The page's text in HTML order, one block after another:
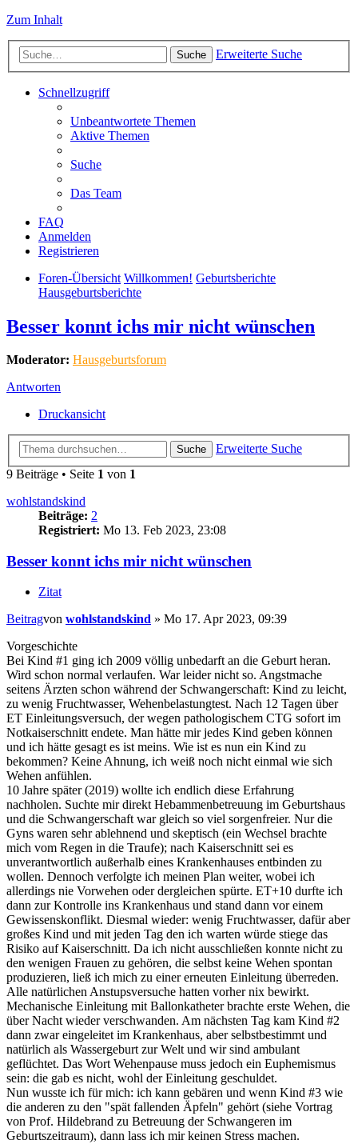
Zum Inhalt
Suche Erweiterte Suche
Schnellzugriff
Unbeantwortete Themen
Aktive Themen
Suche
Das Team
FAQ
Anmelden
Registrieren
Foren-Übersicht Willkommen! Geburtsberichte
Hausgeburtsberichte
Besser konnt ichs mir nicht wünschen
Moderator: Hausgeburtsforum
Antworten
Druckansicht
Suche
Erweiterte Suche
9 Beiträge • Seite 1 von 1
wohlstandskind
Beiträge: 2
Registriert: Mo 13. Feb 2023, 23:08
Besser konnt ichs mir nicht wünschen
Zitat
Beitragvon wohlstandskind » Mo 17. Apr 2023, 09:39
Vorgeschichte
Bei Kind #1 ging ich 2009 völlig unbedarft an die Geburt heran.
Wird schon normal verlaufen. War leider nicht so. Angstmache
seitens Ärzten schon während der Schwangerschaft: Kind zu leicht,
zu wenig Fruchtwasser, Wehenbelastungtest. Nach 12 Tagen über
ET Einleitungsversuch, der wegen pathologischem CTG sofort im
Notkaiserschnitt endete. Man hätte mir jedes Kind geben können
und ich hätte gesagt es ist meins. Wie ist es nun ein Kind zu
bekommen? Keine Ahnung, ich weiß noch nicht einmal wie sich
Wehen anfühlen.
10 Jahre später (2019) wollte ich endlich diese Erfahrung
nachholen. Suchte mir direkt Hebammenbetreuung im Geburtshaus
und die Schwangerschaft war gleich so viel sorgenfreier. Nur die
Gyns waren sehr ablehnend und skeptisch (ein Wechsel brachte
mich vom Regen in die Traufe); nach Kaiserschnitt sei es
unverantwortlich außerhalb eines Krankenhauses entbinden zu
wollen. Dennoch verfolgte ich meinen Plan weiter, wobei ich
allerdings nie Vorwehen oder dergleichen spürte. ET+10 durfte ich
dann zur Kontrolle ins Krankenhaus und stand dann vor einem
Gewissenskonflikt. Diesmal wieder: wenig Fruchtwasser, dafür aber
großes Kind und mit jeden Tag den ich warten würde stiege das
Risiko auf Kaiserschnitt. Da ich nicht ausschließen konnte nicht zu
den wenigen Frauen zu gehören, die selbst keine Wehen spontan
produzieren, ließ ich mich zu einer erneuten Einleitung überreden.
Alle natürlichen Anstupsversuche hatten vorher nix bewirkt.
Mechanische Einleitung mit Ballonkatheter brachte erste Wehen, die
über Nacht wieder verschwanden. Am nächsten Tag kam Kind #2
dann zwar eingeleitet im Krankenhaus, aber selbstbestimmt und
natürlich als Wassergeburt zur Welt und wir sind ambulant
geflüchtet. Das Wort Wehenpause muss jedoch ein Euphemismus
sein: die gab es nicht, wohl der Einleitung geschuldet.
Nun wusste ich für mich: ich kann gebären und wenn Kind #3 wie
die anderen zu den "spät fallenden Äpfeln" gehört (siehe Vortrag
von Prof. Hildebrand zu Betreuung der Schwangeren im
Geburtszeitraum), dann lass ich mir keinen Stress machen.